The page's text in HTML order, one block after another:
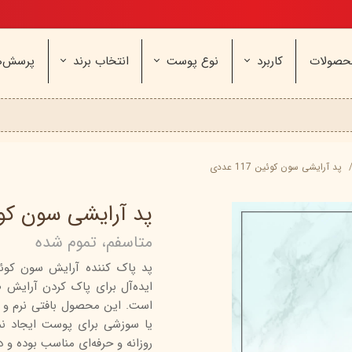
کاربرد
عطر - ادکلن
اسپری بدن
دئودرانت - مام
نوع پوست انتخاب برند
نیوره بیول
ایپک
شون
ویتابلا سینره
سیلکر
سی‌گل
نو‌ آکنه ویتالیر
یونی لد هرمودر
پد آرایشی سون کوئین 117 عددی
پد آرایشی سون کوئین
متاسفم، تموم شده
ایده‌آل برای پاک‌ کردن
است. این محصول بافتی نرم
روزانه و حرفه‌ای مناسب بوده و